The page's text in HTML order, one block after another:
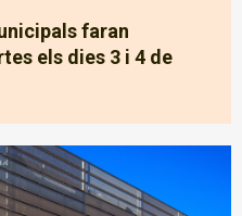
faran
els dies 3 i 4 de